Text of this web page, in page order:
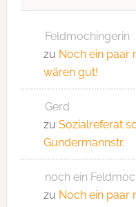
Feldmochingerin
zu Noch ein paar
wären gut!
Gerd
zu Sozialreferat
Gundermannstr.
noch ein
zu Noch ein paar